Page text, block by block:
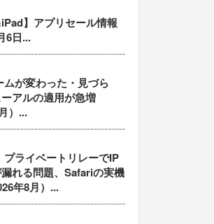
】アプリセール情報
6日...
ムが変わった・見づら
アルの適用が急増
）...
プライベートリレーでIP
れる問題、Safariの実機
年8月）...